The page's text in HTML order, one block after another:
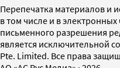
Перепечатка материалов и
в том числе и в
письменного разрешения
является исключительной
Pte. Limited. Все права